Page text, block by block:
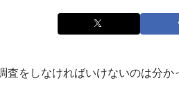
査をしなければいけないのは分